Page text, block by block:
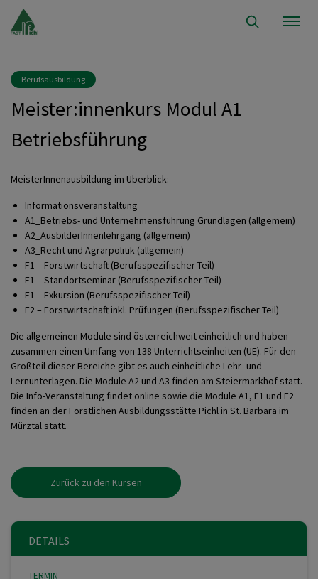
Berufsausbildung
Meister:innenkurs Modul A1
Betriebsführung
MeisterInnenausbildung im Überblick:
Informationsveranstaltung
A1_Betriebs- und Unternehmensführung Grundlagen (allgemein)
A2_AusbilderInnenlehrgang (allgemein)
A3_Recht und Agrarpolitik (allgemein)
F1 – Forstwirtschaft (Berufsspezifischer Teil)
F1 – Standortseminar (Berufsspezifischer Teil)
F1 – Exkursion (Berufsspezifischer Teil)
F2 – Forstwirtschaft inkl. Prüfungen (Berufsspezifischer Teil)
Die allgemeinen Module sind österreichweit einheitlich und haben
zusammen einen Umfang von 138 Unterrichtseinheiten (UE). Für den
Großteil dieser Bereiche gibt es auch einheitliche Lehr- und
Lernunterlagen. Die Module A2 und A3 finden am Steiermarkhof statt.
Die Info-Veranstaltung findet online sowie die Module A1, F1 und F2
finden an der Forstlichen Ausbildungsstätte Pichl in St. Barbara im
Mürztal statt.
Zurück zu den Kursen
DETAILS
TERMIN